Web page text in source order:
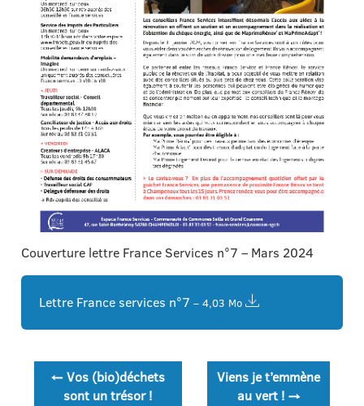
Couverture lettre France Services n°7 – Mars 2024
Lettre France services n°7 – 4,03 Mo
Navigation
←Vos (bio)déchets
sont un trésor !
Viens je t’emmène
au vert ! →